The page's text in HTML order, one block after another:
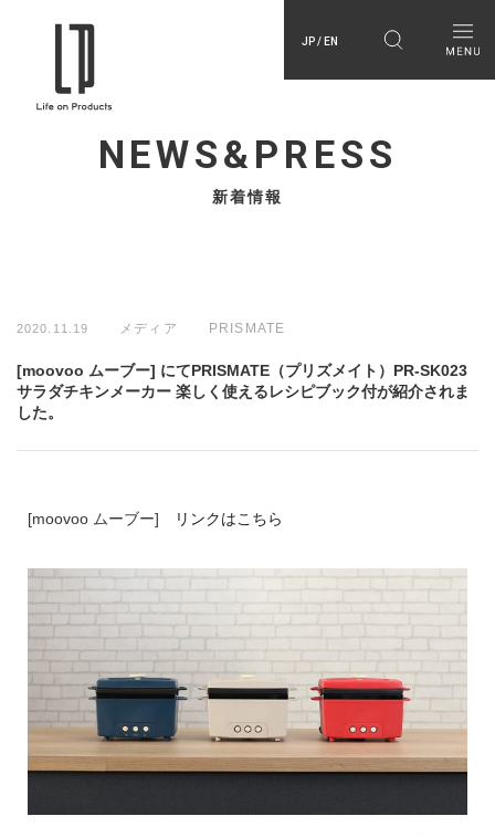
JP / EN
NEWS&PRESS
新着情報
2020.11.19 メディア PRISMATE
[moovoo ムーブー] にてPRISMATE（プリズメイト）PR-SK023
サラダチキンメーカー 楽しく使えるレシピブック付が紹介されま
した。
[moovoo ムーブー] リンクはこちら